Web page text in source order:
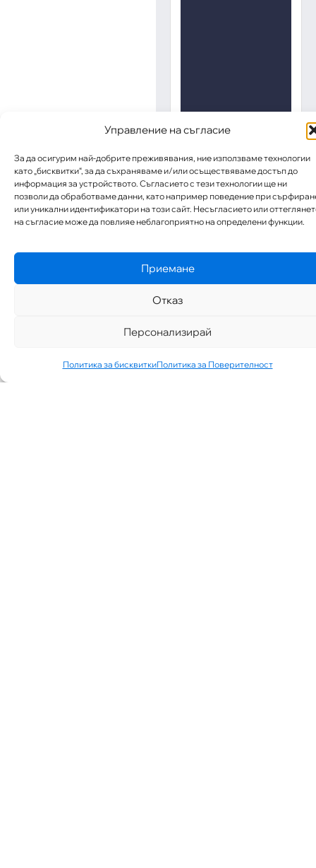
Управление на съгласие
За да осигурим най-добрите преживявания, ние използваме технологии
като „бисквитки“, за да съхраняваме и/или осъществяваме достъп до
информация за устройството. Съгласието с тези технологии ще ни
позволи да обработваме данни, като например поведение при
или уникални идентификатори на този сайт. Несъгласието или
на съгласие може да повлияе неблагоприятно на определени функции.
Приемане
Отказ
Персонализирай
Политика за бисквиткиПолитика за Поверителност
„АИППИМП –
ТЪРСИ ЛЕКАР
ЗА КАБИНЕТ В
NEWS
See More